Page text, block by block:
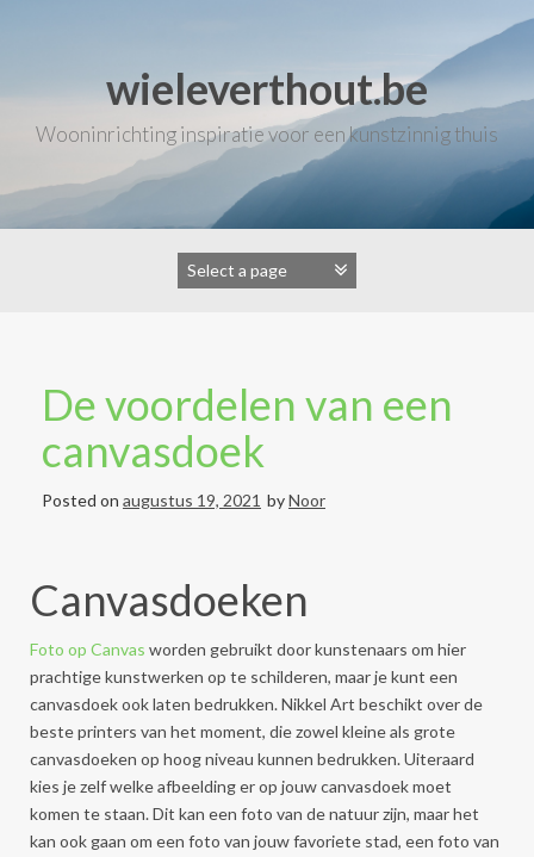
wieleverthout.be
Wooninrichting inspiratie voor een kunstzinnig thuis
De voordelen van een
canvasdoek
Posted on augustus 19, 2021 byNoor
Canvasdoeken
Foto op Canvas worden gebruikt door kunstenaars om hier
prachtige kunstwerken op te schilderen, maar je kunt een
canvasdoek ook laten bedrukken. Nikkel Art beschikt over de
beste printers van het moment, die zowel kleine als grote
canvasdoeken op hoog niveau kunnen bedrukken. Uiteraard
kies je zelf welke afbeelding er op jouw canvasdoek moet
komen te staan. Dit kan een foto van de natuur zijn, maar het
kan ook gaan om een foto van jouw favoriete stad, een foto van